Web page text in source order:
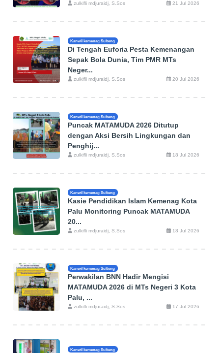
zulkifli mdjuraidj, S.Sos 21 Jul 2026
Kanwil kemenag Sulteng
Di Tengah Euforia Pesta Kemenangan
Sepak Bola Dunia, Tim PMR MTs
Neger...
zulkifli mdjuraidj, S.Sos 20 Jul 2026
Kanwil kemenag Sulteng
Puncak MATAMUDA 2026 Ditutup
dengan Aksi Bersih Lingkungan dan
Penghij...
zulkifli mdjuraidj, S.Sos 18 Jul 2026
Kanwil kemenag Sulteng
Kasie Pendidikan Islam Kemenag Kota
Palu Monitoring Puncak MATAMUDA
20...
zulkifli mdjuraidj, S.Sos 18 Jul 2026
Kanwil kemenag Sulteng
Perwakilan BNN Hadir Mengisi
MATAMUDA 2026 di MTs Negeri 3 Kota
Palu, ...
zulkifli mdjuraidj, S.Sos 17 Jul 2026
Kanwil kemenag Sulteng